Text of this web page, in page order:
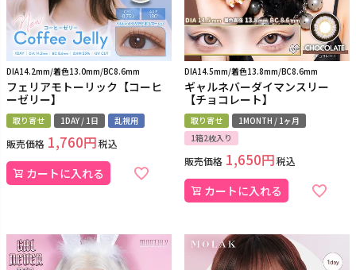
DIA14.2mm/着色13.0mm/BC8.6mm
フェリアモトーリック【コーヒ
ーゼリー】
取り寄せ 1DAY / 1日 乱視用
販売価格 1,760 税込
カートに入れる
DIA14.5mm/着色13.8mm/BC8.6mm
ギャルネバーダイマンスリー
【チョコレート】
取り寄せ
1MONTH / 1ヶ月
1箱2枚入り
販売価格 1,650 税込
カートに入れる